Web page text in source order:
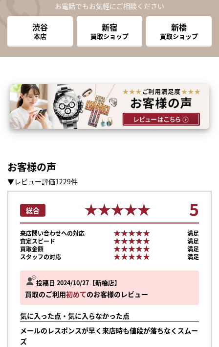
お電話でもお気軽にご相談ください
渋谷
本店
新宿
買取ショップ
新橋
買取ショップ
お客様の声
▼レビュー評価1229件
投稿日 2024/10/27 新橋店
買取のご利用初めてのお客様のレビュー
気に入った点・気に入らなかった点
メールのレスポンスが早く来店時も値段が落ちなくスムー
ズ
総合 ★★★★★
★★★★★ 5
来店問い合わせへの対応 ★★★★★
★★★★★
満足
査定スピード
★★★★★
★★★★★
満足
買取金額
★★★★★
★★★★★
満足
スタッフの対応
★★★★★
★★★★★ 満足